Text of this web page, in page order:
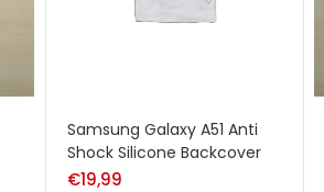
Samsung Galaxy A51 Anti
Shock Silicone Backcover
€19,99